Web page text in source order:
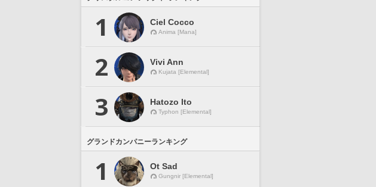
1 Ciel Cocco
Anima [Mana]
2 Vivi Ann
Kujata [Elemental]
3 Hatozo Ito
Typhon [Elemental]
グランドカンパニーランキング
1 Ot Sad
Gungnir [Elemental]